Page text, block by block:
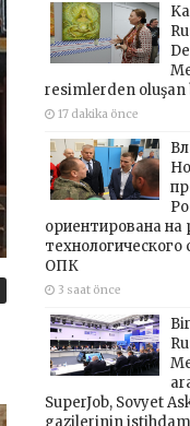
resimlerden oluşan
17 dakika önce
ориентирована на
технологического
ОПК
3 saat önce
SuperJob, Sovyet
gazilerinin